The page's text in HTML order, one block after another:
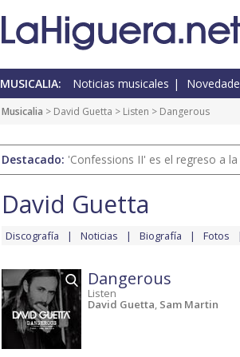
MUSICALIA: Noticias musicales
Musicalia > David Guetta > Listen > Dangerous
Destacado: 'Confessions II' es el regreso a
David Guetta
Discografía Noticias Biografía Fotos
Dangerous
Listen
David Guetta, Sam Martin